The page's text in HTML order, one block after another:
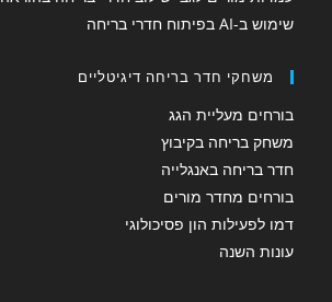
שימוש ב-AI בפיתוח חדרי בריחה
משחקי חדר בריחה דיגיטליים
בורחים מעליית הגג
משחק בריחה בקיבוץ
חדר בריחה באנגלייה
בורחים מחדר מורים
דמו לפעילות הון פסיכולוגי
עונות השנה